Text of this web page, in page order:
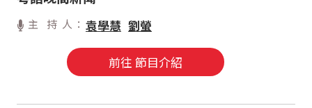
主 持 人： 袁學慧 劉螢
前往 節目介紹